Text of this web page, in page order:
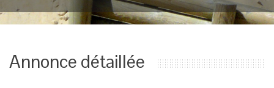
Annonce détaillée